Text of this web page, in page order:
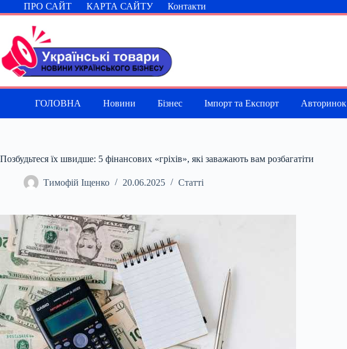
Перейти
до
ПРО САЙТ КАРТА САЙТУ Контакти
ГОЛОВНА Новини Бізнес Імпорт та Експорт Авторинок
Позбудьтеся їх швидше: 5 фінансових «гріхів», які заважають вам розбагатіти
Тимофій Іщенко 20.06.2025 Статті